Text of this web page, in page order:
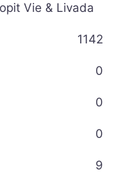
Vie & Livada
42
11
0
0
0
9